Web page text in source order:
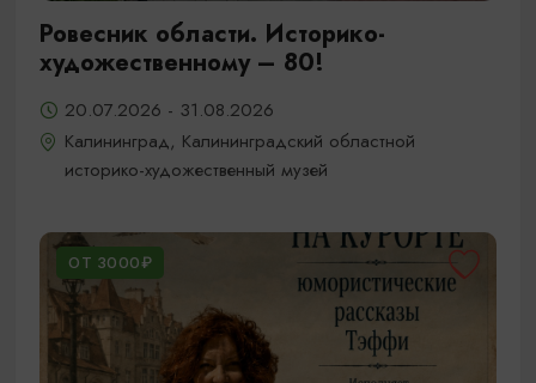
Ровесник области. Историко-
художественному – 80!
20.07.2026 - 31.08.2026
Калининград, Калининградский областной
историко-художественный музей
ОТ 3000₽